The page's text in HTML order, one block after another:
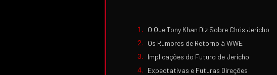
O Que Tony Khan Diz Sobre Chris Jericho
Os Rumores de Retorno à WWE
Implicações do Futuro de Jericho
Expectativas e Futuras Direções